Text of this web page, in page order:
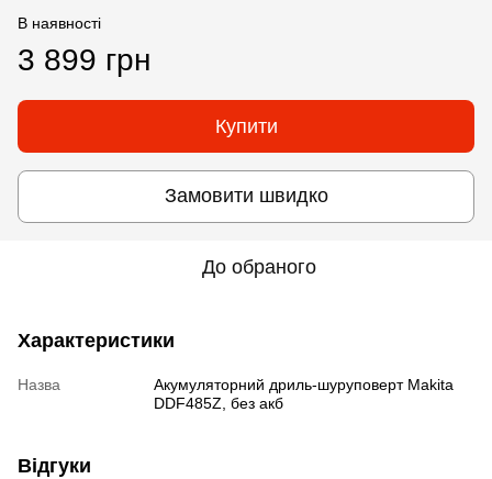
В наявності
3 899 грн
Купити
Замовити швидко
До обраного
Характеристики
Назва
Акумуляторний дриль-шуруповерт Makita
DDF485Z, без акб
Відгуки